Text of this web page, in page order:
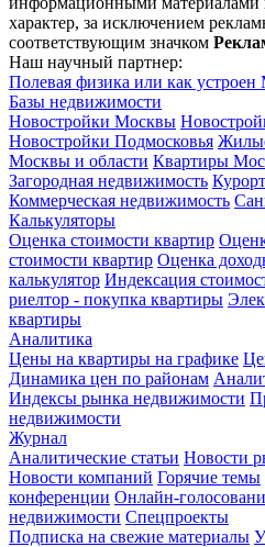
характер, за исключением
соответствующим значком
Наш научный партнер:
Полевая физика или как
Базы недвижимости
Новостройки Москвы
Новостройки Подмосковья
Москвы и области Квартиры
Загородная недвижимость
Коммерческая недвижимость
Калькуляторы
Оценка стоимости квартир
стоимости квартир Оценка
калькулятор Индексация
риелтор - покупка квартиры
квартиры
Аналитика
Цены на квартиры на графике
Динамика цен по районам
Индексы рынка недвижимости
недвижимости
Журнал
Аналитические статьи Новости
Новости компаний Горячие темы
конференции Онлайн-
недвижимости Спецпроекты
Подписка на свежие материалы